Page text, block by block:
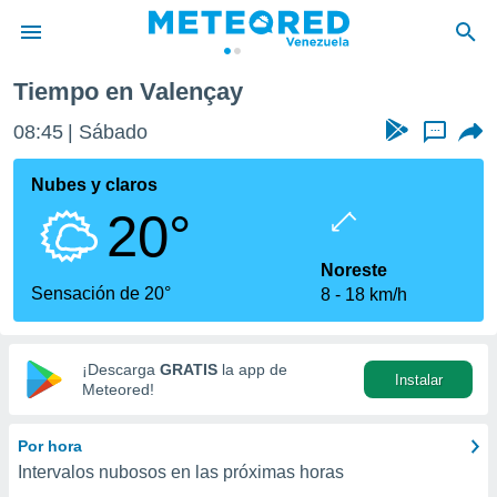
de
ha
calidad.
a este
las
y
digital
basada
Tiempo en Valençay
08:45 Sábado ...
Nubes y claros
20°
Sensación de 20°
Noreste
8
18 km/h
¡Descarga GRATIS la app de
Meteored!
Instalar
Por hora
Intervalos nubosos en las próximas horas